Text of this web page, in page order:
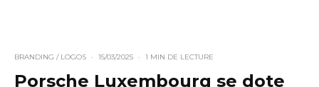
BRANDING / LOGOS · 15/03/2025 · 1 MIN DE LECTURE
Porsche Luxembourg se dote